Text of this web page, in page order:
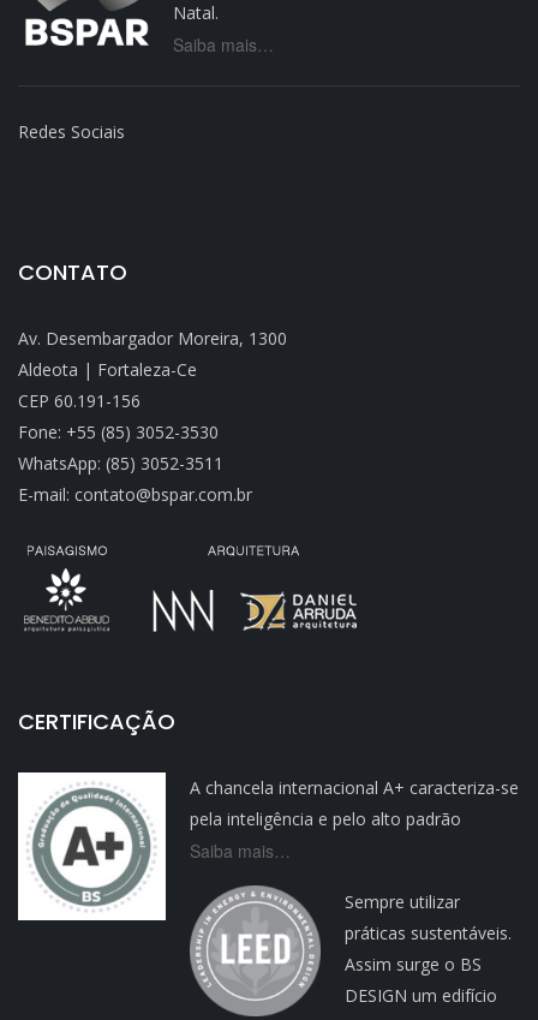
Natal.
Saiba mais…
Redes Sociais
CONTATO
Av. Desembargador Moreira, 1300
Aldeota | Fortaleza-Ce
CEP 60.191-156
Fone: +55 (85) 3052-3530
WhatsApp: (85) 3052-3511
E-mail: contato@bspar.com.br
CERTIFICAÇÃO
A chancela internacional A+ caracteriza-se
pela inteligência e pelo alto padrão
Saiba mais…
Sempre utilizar
práticas sustentáveis.
Assim surge o BS
DESIGN um edifício